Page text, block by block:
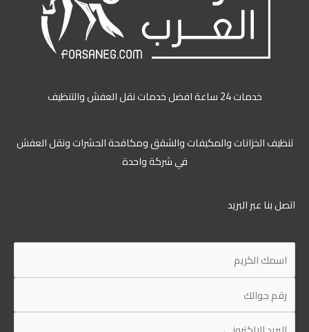
خدمات 24 ساعة افضل خدمات نقل العفش والتنظيف
تنظيف الخزانات والمكيفات والشقق ومكافحة الحشرات ونقل العفش
في شركة واحدة
اتصل بنا عبر البريد